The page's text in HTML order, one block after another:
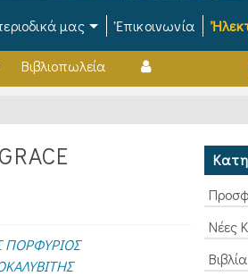
μας Ἐπικοινωνία
Βιβλιοπωλεία
ΠΟΡΦΥΡΙΟΣ
Νέες